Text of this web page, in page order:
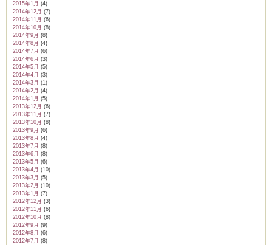
2015年1月 (4)
2014年12月 (7)
2014年11月 (6)
2014年10月 (8)
2014年9月 (8)
2014年8月 (4)
2014年7月 (6)
2014年6月 (3)
2014年5月 (5)
2014年4月 (3)
2014年3月 (1)
2014年2月 (4)
2014年1月 (5)
2013年12月 (6)
2013年11月 (7)
2013年10月 (8)
2013年9月 (6)
2013年8月 (4)
2013年7月 (8)
2013年6月 (8)
2013年5月 (6)
2013年4月 (10)
2013年3月 (5)
2013年2月 (10)
2013年1月 (7)
2012年12月 (3)
2012年11月 (6)
2012年10月 (8)
2012年9月 (9)
2012年8月 (6)
2012年7月 (8)